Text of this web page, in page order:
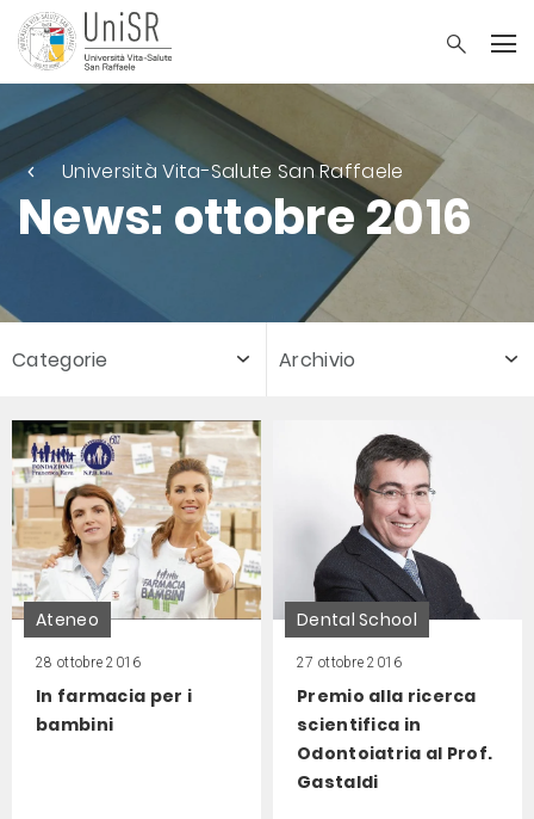
Università Vita-Salute San Raffaele
News: ottobre 2016
Categorie Archivio
Ateneo
28 ottobre 2016
In farmacia per i
bambini
Dental School
27 ottobre 2016
Premio alla ricerca
scientifica in
Odontoiatria al Prof.
Gastaldi